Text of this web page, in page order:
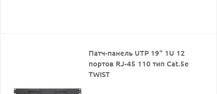
Патч-панель UTP 19" 1U 12
портов RJ-45 110 тип Cat.5e
TWIST